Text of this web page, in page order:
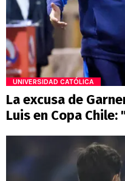
UNIVERSIDAD CATÓLICA
La excusa de
Luis en Copa Chile: